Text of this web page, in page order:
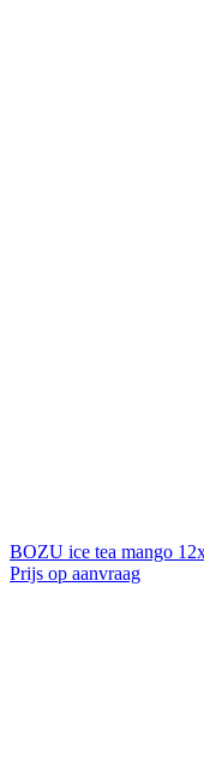
BOZU ice tea mango
Prijs op aanvraag